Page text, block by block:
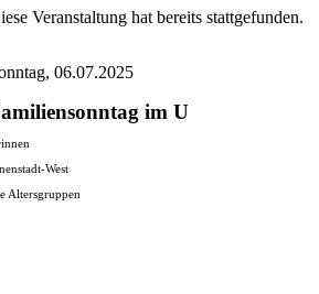
Veranstaltung hat bereits stattgefunden.
06.07.2025
im U
West
Altersgruppen